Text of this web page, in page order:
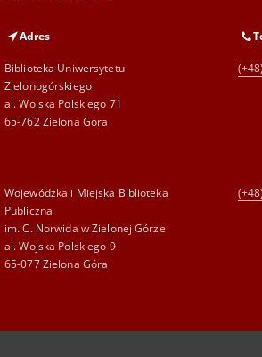
Adres
Biblioteka Uniwersytetu
Zielonogórskiego
al. Wojska Polskiego 71
65-762 Zielona Góra
Wojewódzka i Miejska Biblioteka
Publiczna
im. C. Norwida w Zielonej Górze
al. Wojska Polskiego 9
65-077 Zielona Góra